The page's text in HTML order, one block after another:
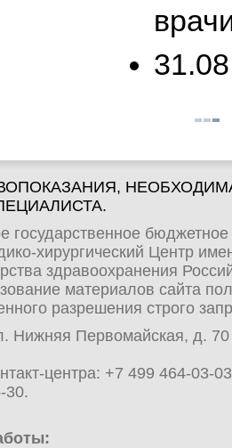
государственное
хирургический Центр
здравоохранения
материалов сайта
разрешения строго
Нижняя Первомайская, д.
центра: +7 499 464-03-03
30.